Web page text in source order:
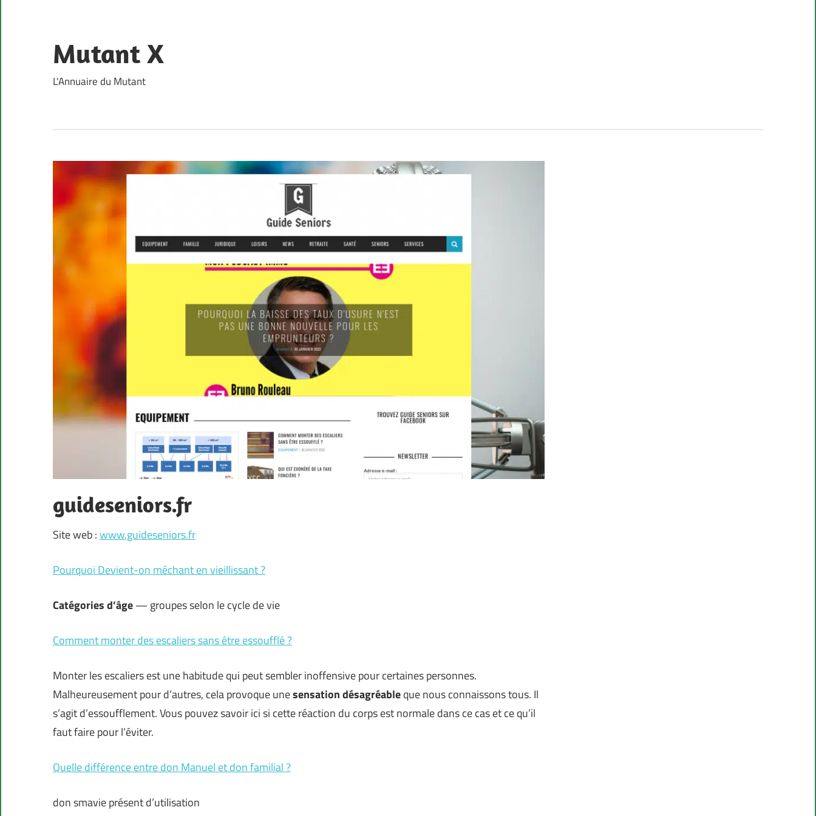
content
Mutant X
L'Annuaire du Mutant
guideseniors.fr
Site web :www.guideseniors.fr
Pourquoi Devient-on méchant en vieillissant ?
Catégories d’âge— groupes selon le cycle de vie
Comment monter des escaliers sans être essoufflé ?
Monter les escaliers est une habitude qui peut sembler inoffensive pour certaines personnes.
Malheureusement pour d’autres, cela provoque unesensation désagréableque nous connaissons tous. Il
s’agit d’essoufflement. Vous pouvez savoir ici si cette réaction du corps est normale dans ce cas et ce qu’il
faut faire pour l’éviter.
Quelle différence entre don Manuel et don familial ?
don smavie présent d’utilisation